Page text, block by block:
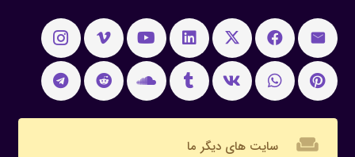
weekend سایت های دیگر ما